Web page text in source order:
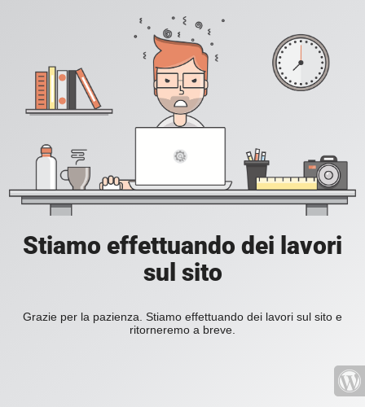
Stiamo effettuando dei lavori
sul sito
Grazie per la pazienza. Stiamo effettuando dei lavori sul sito e
ritorneremo a breve.